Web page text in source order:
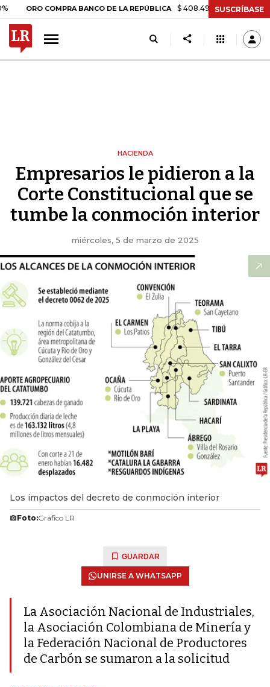
COMPRA BANCO DE LA REPÚBLICA $ 408.498,97 +$ 8.753,81
SUSCRÍBASE
HACIENDA
Empresarios le pidieron a la
Corte Constitucional que se
tumbe la conmoción interior
miércoles, 5 de marzo de 2025
Los impactos del decreto de conmoción interior
Foto:Gráfico LR
GUARDAR
UNIRSE A WHATSAPP
La Asociación Nacional de Industriales,
la Asociación Colombiana de Minería y
la Federación Nacional de Productores
de Carbón se sumaron a la solicitud